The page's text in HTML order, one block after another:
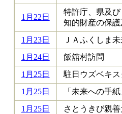
1月22日
特許庁、県及
知的財産の保
1月23日 ＪＡふくしま
1月24日
飯舘村訪問
1月25日
駐日ウズベキ
1月25日
「未来への手
1月25日
さとうきび親